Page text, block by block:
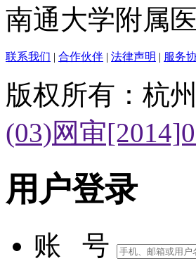
南通大学附属
联系我们 | 合作伙伴 | 法律声明 | 服务
版权所有：杭
(03)网审
用户登录
账 号